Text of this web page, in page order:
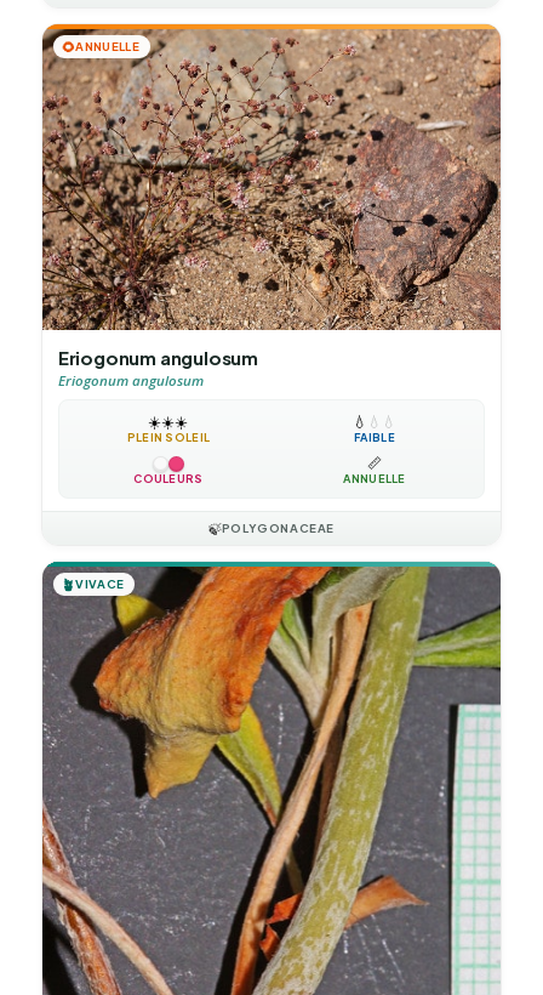
🌻ANNUELLE
Eriogonum angulosum
Eriogonum angulosum
☀️☀️☀️
PLEIN SOLEIL
💧 💧 💧
FAIBLE
COULEURS
📏
ANNUELLE
🍃POLYGONACEAE
🪴VIVACE